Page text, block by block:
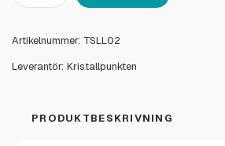
Artikelnummer: TSLL02
Leverantör: Kristallpunkten
PRODUKTBESKRIVNING